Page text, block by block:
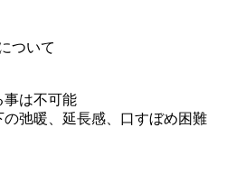
ついて
は不可能
弛暖、延長感、口すぼめ困難